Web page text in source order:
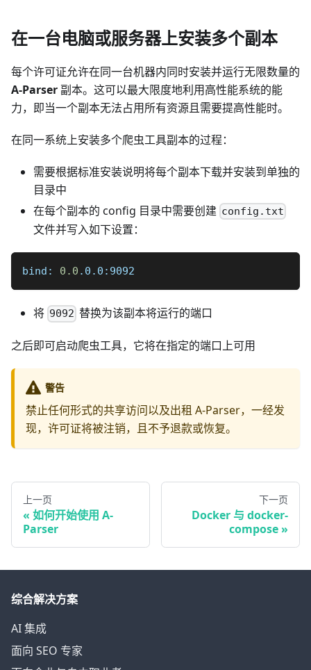
在一台电脑或服务器上安装多个副本
每个许可证允许在同一台机器内同时安装并运行无限数量的
A-Parser 副本。这可以最大限度地利用高性能系统的能
力，即当一个副本无法占用所有资源且需要提高性能时。
在同一系统上安装多个爬虫工具副本的过程：
需要根据标准安装说明将每个副本下载并安装到单独的
目录中
在每个副本的 config 目录中需要创建 config.txt
文件并写入如下设置：
bind: 0.0 .0.0:9092
将 9092 替换为该副本将运行的端口
之后即可启动爬虫工具，它将在指定的端口上可用
警告
禁止任何形式的共享访问以及出租 A-Parser，一经发
现，许可证将被注销，且不予退款或恢复。
上一页
如何开始使用 A-
Parser
下一页
Docker 与 docker-
compose
综合解决方案
AI 集成
面向 SEO 专家